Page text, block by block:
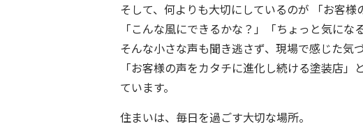
そして、何よりも大切にしているのが 「お客様
「こんな風にできるかな？」「ちょっと気にな
そんな小さな声も聞き逃さず、現場で感じた気
「お客様の声をカタチに進化し続ける塗装店
ています。
住まいは、毎日を過ごす大切な場所。